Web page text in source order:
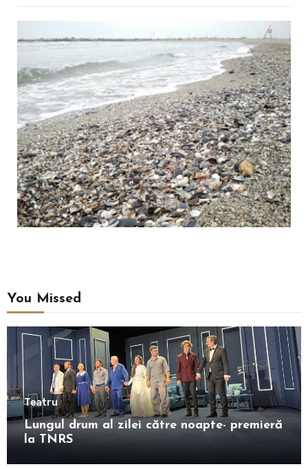
You Missed
Teatru
Lungul drum al zilei către noapte- premieră
la TNRS